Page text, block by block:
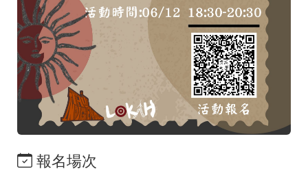
報名場次